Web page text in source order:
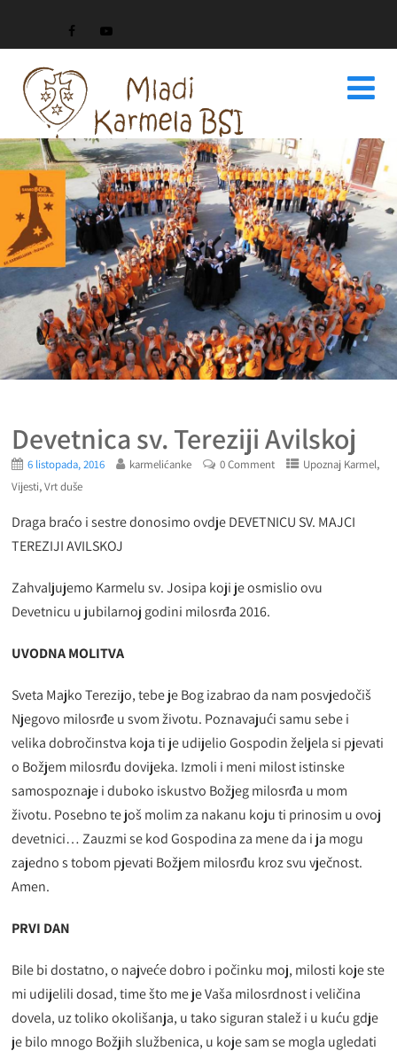
Devetnica sv. Tereziji Avilskoj
6 listopada, 2016 karmelićanke 0 Comment Upoznaj Karmel,
Vijesti,Vrt duše
Draga braćo i sestre donosimo ovdje DEVETNICU SV. MAJCI
TEREZIJI AVILSKOJ
Zahvaljujemo Karmelu sv. Josipa koji je osmislio ovu
Devetnicu u jubilarnoj godini milosrđa 2016.
UVODNA MOLITVA
Sveta Majko Terezijo, tebe je Bog izabrao da nam posvjedočiš
Njegovo milosrđe u svom životu. Poznavajući samu sebe i
velika dobročinstva koja ti je udijelio Gospodin željela si pjevati
o Božjem milosrđu dovijeka. Izmoli i meni milost istinske
samospoznaje i duboko iskustvo Božjeg milosrđa u mom
životu. Posebno te još molim za nakanu koju ti prinosim u ovoj
devetnici… Zauzmi se kod Gospodina za mene da i ja mogu
zajedno s tobom pjevati Božjem milosrđu kroz svu vječnost.
Amen.
PRVI DAN
Bile bi dostatno, o najveće dobro i počinku moj, milosti koje ste
mi udijelili dosad, time što me je Vaša milosrdnost i veličina
dovela, uz toliko okolišanja, u tako siguran stalež i u kuću gdje
je bilo mnogo Božjih službenica, u koje sam se mogla ugledati